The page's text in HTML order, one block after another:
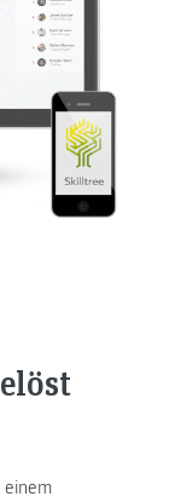
einem